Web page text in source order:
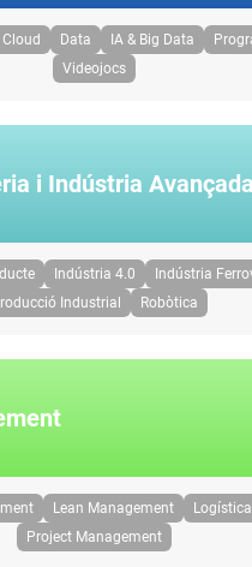
Cloud Data IA & Big Data
Videojocs
i Indústria Avançada
Indústria 4.0
Indústria
Industrial
Robòtica
Lean Management Logística
Project Management